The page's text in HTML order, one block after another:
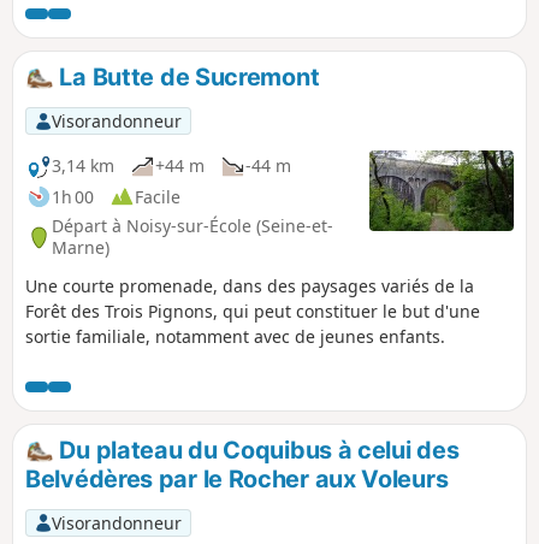
dégagés sur les platières. Une randonnée qui nécessite un
bon sens de l'orientation.
La Butte de Sucremont
Visorandonneur
3,14 km
+44 m
-44 m
1h 00
Facile
Départ à Noisy-sur-École (Seine-et-
Marne)
Une courte promenade, dans des paysages variés de la
Forêt des Trois Pignons, qui peut constituer le but d'une
sortie familiale, notamment avec de jeunes enfants.
Du plateau du Coquibus à celui des
Belvédères par le Rocher aux Voleurs
Visorandonneur